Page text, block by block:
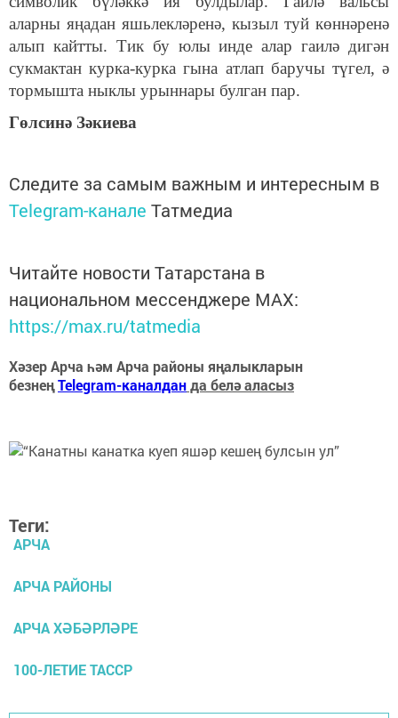
аларны яңадан яшьлекләренә, кызыл туй көннәренә
алып кайтты. Тик бу юлы инде алар гаилә дигән
сукмактан курка-курка гына атлап баручы түгел, ә
тормышта ныклы урыннары булган пар.
Гөлсинә Зәкиева
Следите за самым важным и интересным в
Telegram-канале Татмедиа
Читайте новости Татарстана в
национальном мессенджере MАХ:
https://max.ru/tatmedia
Хәзер Арча һәм Арча районы яңалыкларын
безнеңTelegram-каналданда белә аласыз
Теги:
АРЧА
АРЧА РАЙОНЫ
АРЧА ХӘБӘРЛӘРЕ
100-ЛЕТИЕ ТАССР